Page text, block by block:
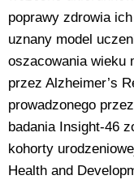
poprawy zdrowia
uznany model
oszacowania wieku
przez Alzheimer’s
prowadzonego
badania Insight-46
kohorty
Health and